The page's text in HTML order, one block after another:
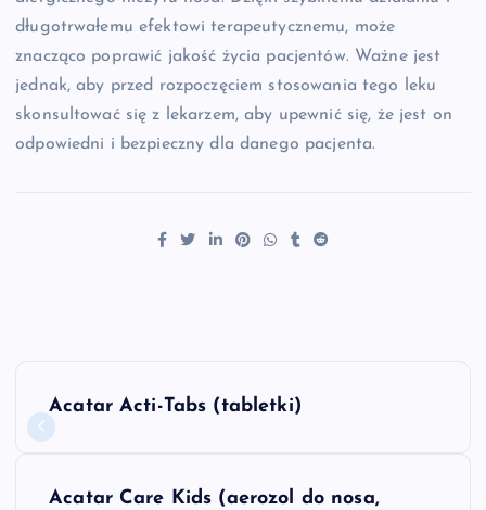
długotrwałemu efektowi terapeutycznemu, może
znacząco poprawić jakość życia pacjentów. Ważne jest
jednak, aby przed rozpoczęciem stosowania tego leku
skonsultować się z lekarzem, aby upewnić się, że jest on
odpowiedni i bezpieczny dla danego pacjenta.
a
Acatar Acti-Tabs (tabletki)
Acatar Care Kids (aerozol do nosa,